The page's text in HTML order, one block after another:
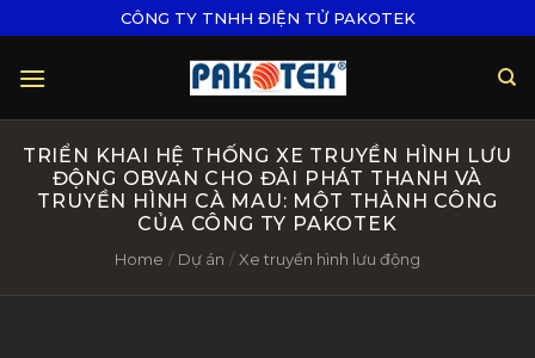
content
CÔNG TY TNHH ĐIỆN TỬ PAKOTEK
TRIỂN KHAI HỆ THỐNG XE TRUYỀN HÌNH LƯU
ĐỘNG OBVAN CHO ĐÀI PHÁT THANH VÀ
TRUYỀN HÌNH CÀ MAU: MỘT THÀNH CÔNG
CỦA CÔNG TY PAKOTEK
Home / Dự án / Xe truyền hình lưu động